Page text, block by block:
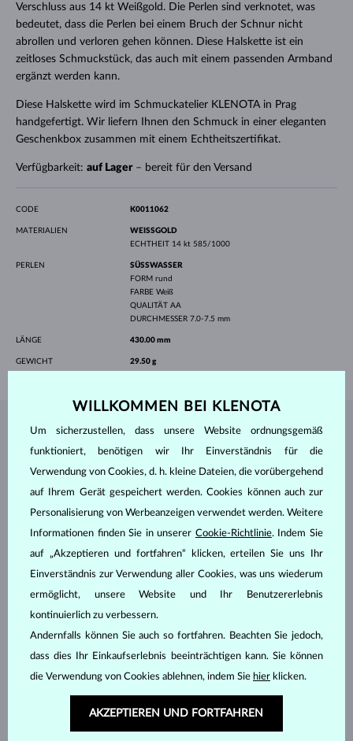
Verschluss aus 14 kt Weißgold. Die Perlen sind verknotet, was
bedeutet, dass die Perlen bei einem Bruch der Schnur nicht
abrollen und verloren gehen können. Diese Halskette ist ein
zeitloses Schmuckstück, das auch mit einem passenden Armband
ergänzt werden kann.
Diese Halskette wird im Schmuckatelier KLENOTA in Prag
handgefertigt. Wir liefern Ihnen den Schmuck in einer eleganten
Geschenkbox zusammen mit einem Echtheitszertifikat.
Verfügbarkeit: auf Lager– bereit für den Versand
CODE K0011062
MATERIALIEN
WEISSGOLD
ECHTHEIT 14 kt 585/1000
PERLEN
SÜSSWASSER
FORM rund
FARBE Weiß
QUALITÄT AA
DURCHMESSER 7.0-7.5 mm
LÄNGE 430.00 mm
GEWICHT 29.50 g
SCHMUCK AUS DEMKLENOTA ATELIER
WILLKOMMEN BEI KLENOTA
Um sicherzustellen, dass unsere Website ordnungsgemäß
funktioniert, benötigen wir Ihr Einverständnis für die
Verwendung von Cookies, d. h. kleine Dateien, die vorübergehend
auf Ihrem Gerät gespeichert werden. Cookies können auch zur
Personalisierung von Werbeanzeigen verwendet werden. Weitere
Informationen finden Sie in unserer Cookie-Richtlinie. Indem Sie
auf „Akzeptieren und fortfahren“ klicken, erteilen Sie uns Ihr
Einverständnis zur Verwendung aller Cookies, was uns wiederum
ermöglicht, unsere Website und Ihr Benutzererlebnis
kontinuierlich zu verbessern.
Andernfalls können Sie auch so fortfahren. Beachten Sie jedoch,
dass dies Ihr Einkaufserlebnis beeinträchtigen kann. Sie können
die Verwendung von Cookies ablehnen, indem Sie hier klicken.
AKZEPTIEREN UND FORTFAHREN